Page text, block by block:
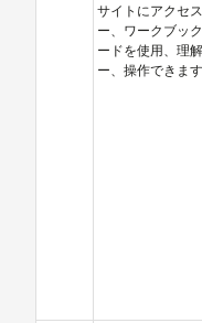
サイトにアクセ
ー、ワークブッ
ードを使用、理
ー、操作できます